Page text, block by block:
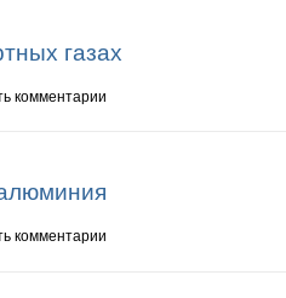
газах
газах
комментарии
комментарии